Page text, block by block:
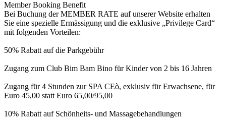
Member Booking Benefit
Bei Buchung der MEMBER RATE auf unserer Website erhalten
Sie eine spezielle Ermässigung und die exklusive „Privilege Card“
mit folgenden Vorteilen:
50% Rabatt auf die Parkgebühr
Zugang zum Club Bim Bam Bino für Kinder von 2 bis 16 Jahren
Zugang für 4 Stunden zur SPA CEò, exklusiv für Erwachsene, für
Euro 45,00 statt Euro 65,00/95,00
10% Rabatt auf Schönheits- und Massagebehandlungen